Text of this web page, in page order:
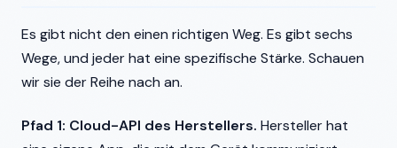
Es gibt nicht den einen richtigen Weg. Es gibt sechs
Wege, und jeder hat eine spezifische Stärke. Schauen
wir sie der Reihe nach an.
Pfad 1: Cloud-API des Herstellers. Hersteller hat